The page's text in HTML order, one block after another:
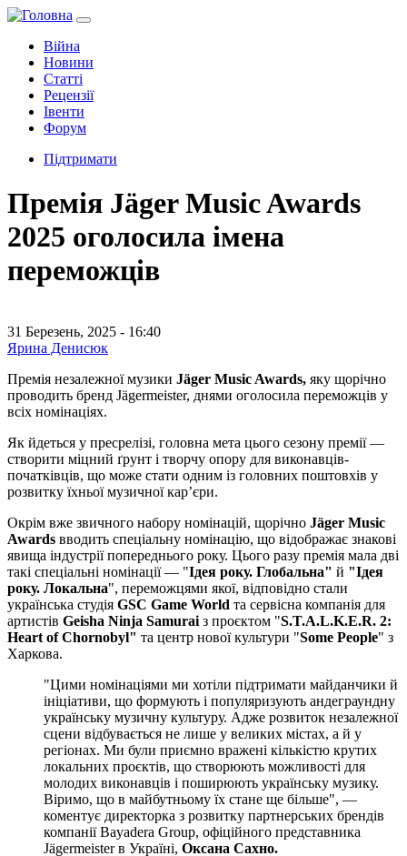
Війна
Новини
Статті
Рецензії
Івенти
Форум
Підтримати
Премія Jäger Music Awards
2025 оголосила імена
переможців
31 Березень, 2025 - 16:40
Ярина Денисюк
Премія незалежної музики Jäger Music Awards, яку щорічно
проводить бренд Jägermeister, днями оголосила переможців у
всіх номінаціях.
Як йдеться у пресрелізі, головна мета цього сезону премії —
створити міцний ґрунт і творчу опору для виконавців-
початківців, що може стати одним із головних поштовхів у
розвитку їхньої музичної карʼєри.
Окрім вже звичного набору номінацій, щорічно Jäger Music
Awards вводить спеціальну номінацію, що відображає знакові
явища індустрії попереднього року. Цього разу премія мала дві
такі спеціальні номінації — "Ідея року. Глобальна" й "Ідея
року. Локальна", переможцями якої, відповідно стали
українська студія GSC Game World та сервісна компанія для
артистів Geisha Ninja Samurai з проєктом "S.T.A.L.K.E.R. 2:
Heart of Chornobyl" та центр нової культури "Some People" з
Харкова.
"Цими номінаціями ми хотіли підтримати майданчики й
ініціативи, що формують і популяризують андеграундну
українську музичну культуру. Адже розвиток незалежної
сцени відбувається не лише у великих містах, а й у
регіонах. Ми були приємно вражені кількістю крутих
локальних проєктів, що створюють можливості для
молодих виконавців і поширюють українську музику.
Віримо, що в майбутньому їх стане ще більше", —
коментує директорка з розвитку партнерських брендів
компанії Bayadera Group, офіційного представника
Jägermeister в Україні, Оксана Сахно.